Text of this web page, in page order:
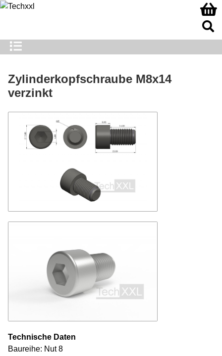
Zylinderkopfschraube M8x14
verzinkt
Technische Daten
Baureihe: Nut 8